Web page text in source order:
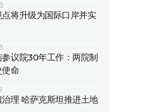
将升级为国际口岸并实
议院30年工作：两院制
命
理 哈萨克斯坦推进土地